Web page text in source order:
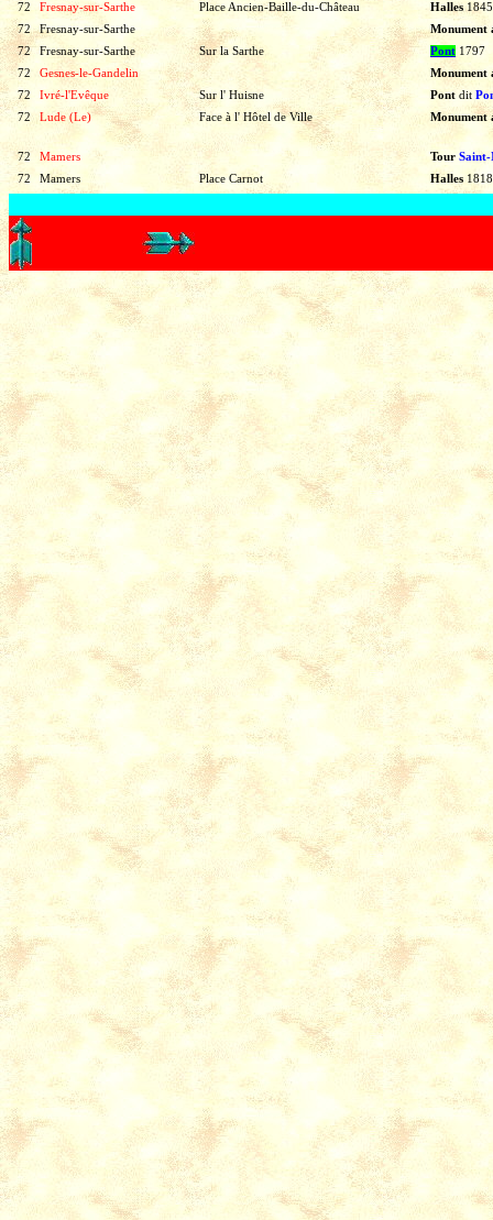
72
Fresnay-sur-Sarthe Place Ancien-Baille-du-Château Halles 1845
72
Fresnay-sur-Sarthe
Monument
72
Fresnay-sur-Sarthe Sur la Sarthe Pont 1797
72
Gesnes-le-Gandelin
Monument
72
Ivré-l'Evêque Sur l' Huisne Pont dit
72
Lude (Le) Face à l' Hôtel de Ville Monument
72 Mamers Tour Saint-
72
Mamers Place Carnot Halles 1818